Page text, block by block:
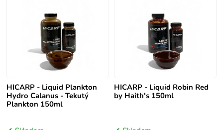
HICARP - Liquid Plankton
Hydro Calanus - Tekutý
Plankton 150ml
HICARP - Liquid Robin Red
by Haith's 150ml